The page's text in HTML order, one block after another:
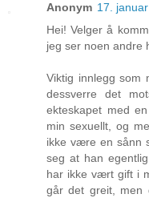
Anonym 17.
Hei! Velger å
jeg ser noen andre
Viktig innlegg som
dessverre det
ekteskapet med
min sexuellt, og
ikke være en sånn
seg at han
har ikke vært gift i
går det greit, men